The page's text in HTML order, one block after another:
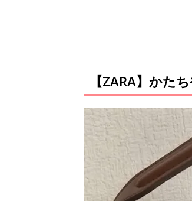
【ZARA】かた